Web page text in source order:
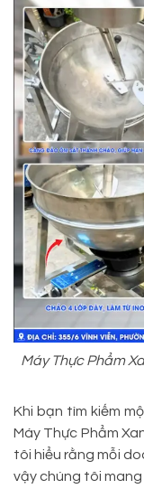
Máy Thực Phẩm
Khi bạn tìm kiếm
Máy Thực Phẩm
tôi hiểu rằng mỗi
vậy chúng tôi